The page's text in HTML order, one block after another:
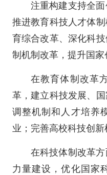
注重构建支持全
推进教育科技人才体
育综合改革、深化科
制机制改革，提升国家
在教育体制改革
革，建立科技发展、
调整机制和人才培养
业；完善高校科技创新
在科技体制改革
力量建设，优化国家